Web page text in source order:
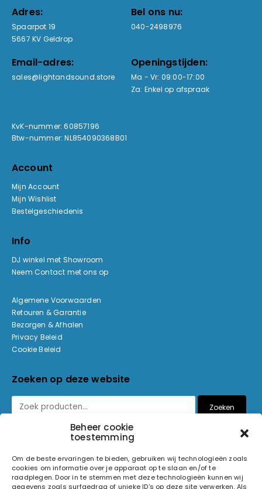
Beheer cookie
toestemming
Om de beste ervaringen te bieden, gebruiken wij technologieën zoals
cookies om informatie over je apparaat op te slaan en/of te
raadplegen. Door in te stemmen met deze technologieën kunnen wij
gegevens zoals surfgedrag of unieke ID's op deze site verwerken. Als
Adres:
Spaarpot 19
5667 KV Geldrop
Bel ons nu:
040-2498976
Email-adres:
sales@lightandsound.store
Openingstijden:
Ma - Vr: 09:00-17:00
Za: Enkel op afspraak
KvK-nummer: 60857196
Btw-nummer: NL854090368B01
Account
Mijn Account
Mijn Wishlist
Bestelgeschiedenis
Info
DJ winkel met Showroom
Neem Contact met ons op
Algemene Voorwaarden
Retouren & Garantie
Bezorgen & Afhalen
Privacy Beleid
Cookie Beleid
Zoeken op deze website
Zoeken